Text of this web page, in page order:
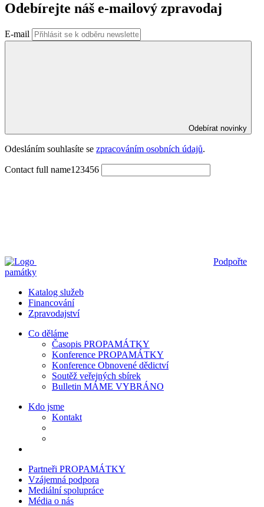
Odebírejte náš e-mailový zpravodaj
E-mail
Odebírat novinky
Odesláním souhlasíte se zpracováním osobních údajů.
Contact full name123456
Podpořte
památky
Katalog služeb
Financování
Zpravodajství
Co děláme
Časopis PROPAMÁTKY
Konference PROPAMÁTKY
Konference Obnovené dědictví
Soutěž veřejných sbírek
Bulletin MÁME VYBRÁNO
Kdo jsme
Kontakt
Partneři PROPAMÁTKY
Vzájemná podpora
Mediální spolupráce
Média o nás